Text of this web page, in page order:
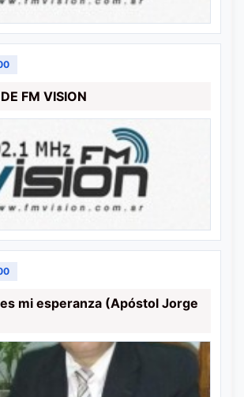
FM VISION
mi esperanza (Apóstol Jorge